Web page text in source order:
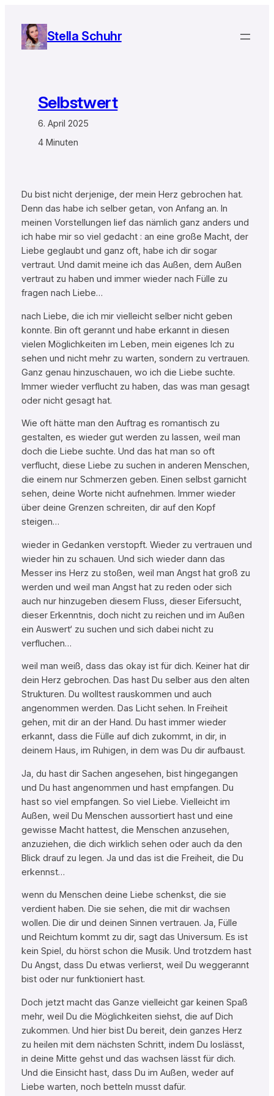
Inhalt
springen
Stella Schuhr
Selbstwert
6. April 2025
4 Minuten
Du bist nicht derjenige, der mein Herz gebrochen hat.
Denn das habe ich selber getan, von Anfang an. In
meinen Vorstellungen lief das nämlich ganz anders und
ich habe mir so viel gedacht : an eine große Macht, der
Liebe geglaubt und ganz oft, habe ich dir sogar
vertraut. Und damit meine ich das Außen, dem Außen
vertraut zu haben und immer wieder nach Fülle zu
fragen nach Liebe…
nach Liebe, die ich mir vielleicht selber nicht geben
konnte. Bin oft gerannt und habe erkannt in diesen
vielen Möglichkeiten im Leben, mein eigenes Ich zu
sehen und nicht mehr zu warten, sondern zu vertrauen.
Ganz genau hinzuschauen, wo ich die Liebe suchte.
Immer wieder verflucht zu haben, das was man gesagt
oder nicht gesagt hat.
Wie oft hätte man den Auftrag es romantisch zu
gestalten, es wieder gut werden zu lassen, weil man
doch die Liebe suchte. Und das hat man so oft
verflucht, diese Liebe zu suchen in anderen Menschen,
die einem nur Schmerzen geben. Einen selbst garnicht
sehen, deine Worte nicht aufnehmen. Immer wieder
über deine Grenzen schreiten, dir auf den Kopf
steigen…
wieder in Gedanken verstopft. Wieder zu vertrauen und
wieder hin zu schauen. Und sich wieder dann das
Messer ins Herz zu stoßen, weil man Angst hat groß zu
werden und weil man Angst hat zu reden oder sich
auch nur hinzugeben diesem Fluss, dieser Eifersucht,
dieser Erkenntnis, doch nicht zu reichen und im Außen
ein Auswert‘ zu suchen und sich dabei nicht zu
verfluchen…
weil man weiß, dass das okay ist für dich. Keiner hat dir
dein Herz gebrochen. Das hast Du selber aus den alten
Strukturen. Du wolltest rauskommen und auch
angenommen werden. Das Licht sehen. In Freiheit
gehen, mit dir an der Hand. Du hast immer wieder
erkannt, dass die Fülle auf dich zukommt, in dir, in
deinem Haus, im Ruhigen, in dem was Du dir aufbaust.
Ja, du hast dir Sachen angesehen, bist hingegangen
und Du hast angenommen und hast empfangen. Du
hast so viel empfangen. So viel Liebe. Vielleicht im
Außen, weil Du Menschen aussortiert hast und eine
gewisse Macht hattest, die Menschen anzusehen,
anzuziehen, die dich wirklich sehen oder auch da den
Blick drauf zu legen. Ja und das ist die Freiheit, die Du
erkennst…
wenn du Menschen deine Liebe schenkst, die sie
verdient haben. Die sie sehen, die mit dir wachsen
wollen. Die dir und deinen Sinnen vertrauen. Ja, Fülle
und Reichtum kommt zu dir, sagt das Universum. Es ist
kein Spiel, du hörst schon die Musik. Und trotzdem hast
Du Angst, dass Du etwas verlierst, weil Du weggerannt
bist oder nur funktioniert hast.
Doch jetzt macht das Ganze vielleicht gar keinen Spaß
mehr, weil Du die Möglichkeiten siehst, die auf Dich
zukommen. Und hier bist Du bereit, dein ganzes Herz
zu heilen mit dem nächsten Schritt, indem Du loslässt,
in deine Mitte gehst und das wachsen lässt für dich.
Und die Einsicht hast, dass Du im Außen, weder auf
Liebe warten, noch betteln musst dafür.